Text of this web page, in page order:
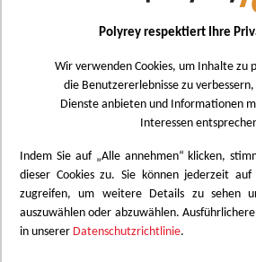
Polyrey respektiert Ihre
Wir verwenden Cookies, um Inhalte zu
die Benutzererlebnisse zu
Dienste anbieten und Informationen
Interessen
Indem Sie auf „Alle annehmen“ klicken,
dieser Cookies zu. Sie können jederzeit auf
zugreifen, um weitere Details zu sehen
auszuwählen oder abzuwählen.
in unserer Datenschutzrichtlinie.
Pommier de Honfleur